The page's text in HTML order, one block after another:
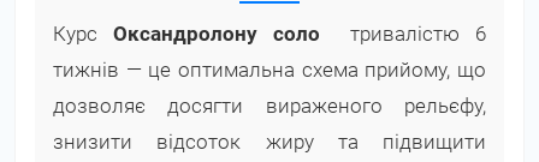
Курс Оксандролону соло
тривалістю 6
тижнів — це оптимальна схема прийому, що
дозволяє досягти вираженого рельєфу,
знизити відсоток жиру та підвищити